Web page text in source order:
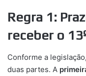
Regra 1:
receber o
Conforme a
duas partes. A